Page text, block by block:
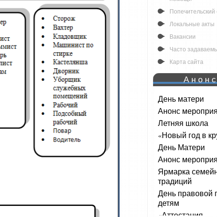
Попечительский
Локальные акты
Вакансии
Часто
Карта сайта
День матери
Анонс
Летняя школа
«Новый год в
День Матери
Анонс
Ярмарка
традиций
День правовой
детям
«Аттестация